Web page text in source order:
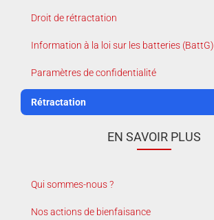
Droit de rétractation
Information à la loi sur les batteries (BattG)
Paramètres de confidentialité
Rétractation
EN SAVOIR PLUS
Qui sommes-nous ?
Nos actions de bienfaisance